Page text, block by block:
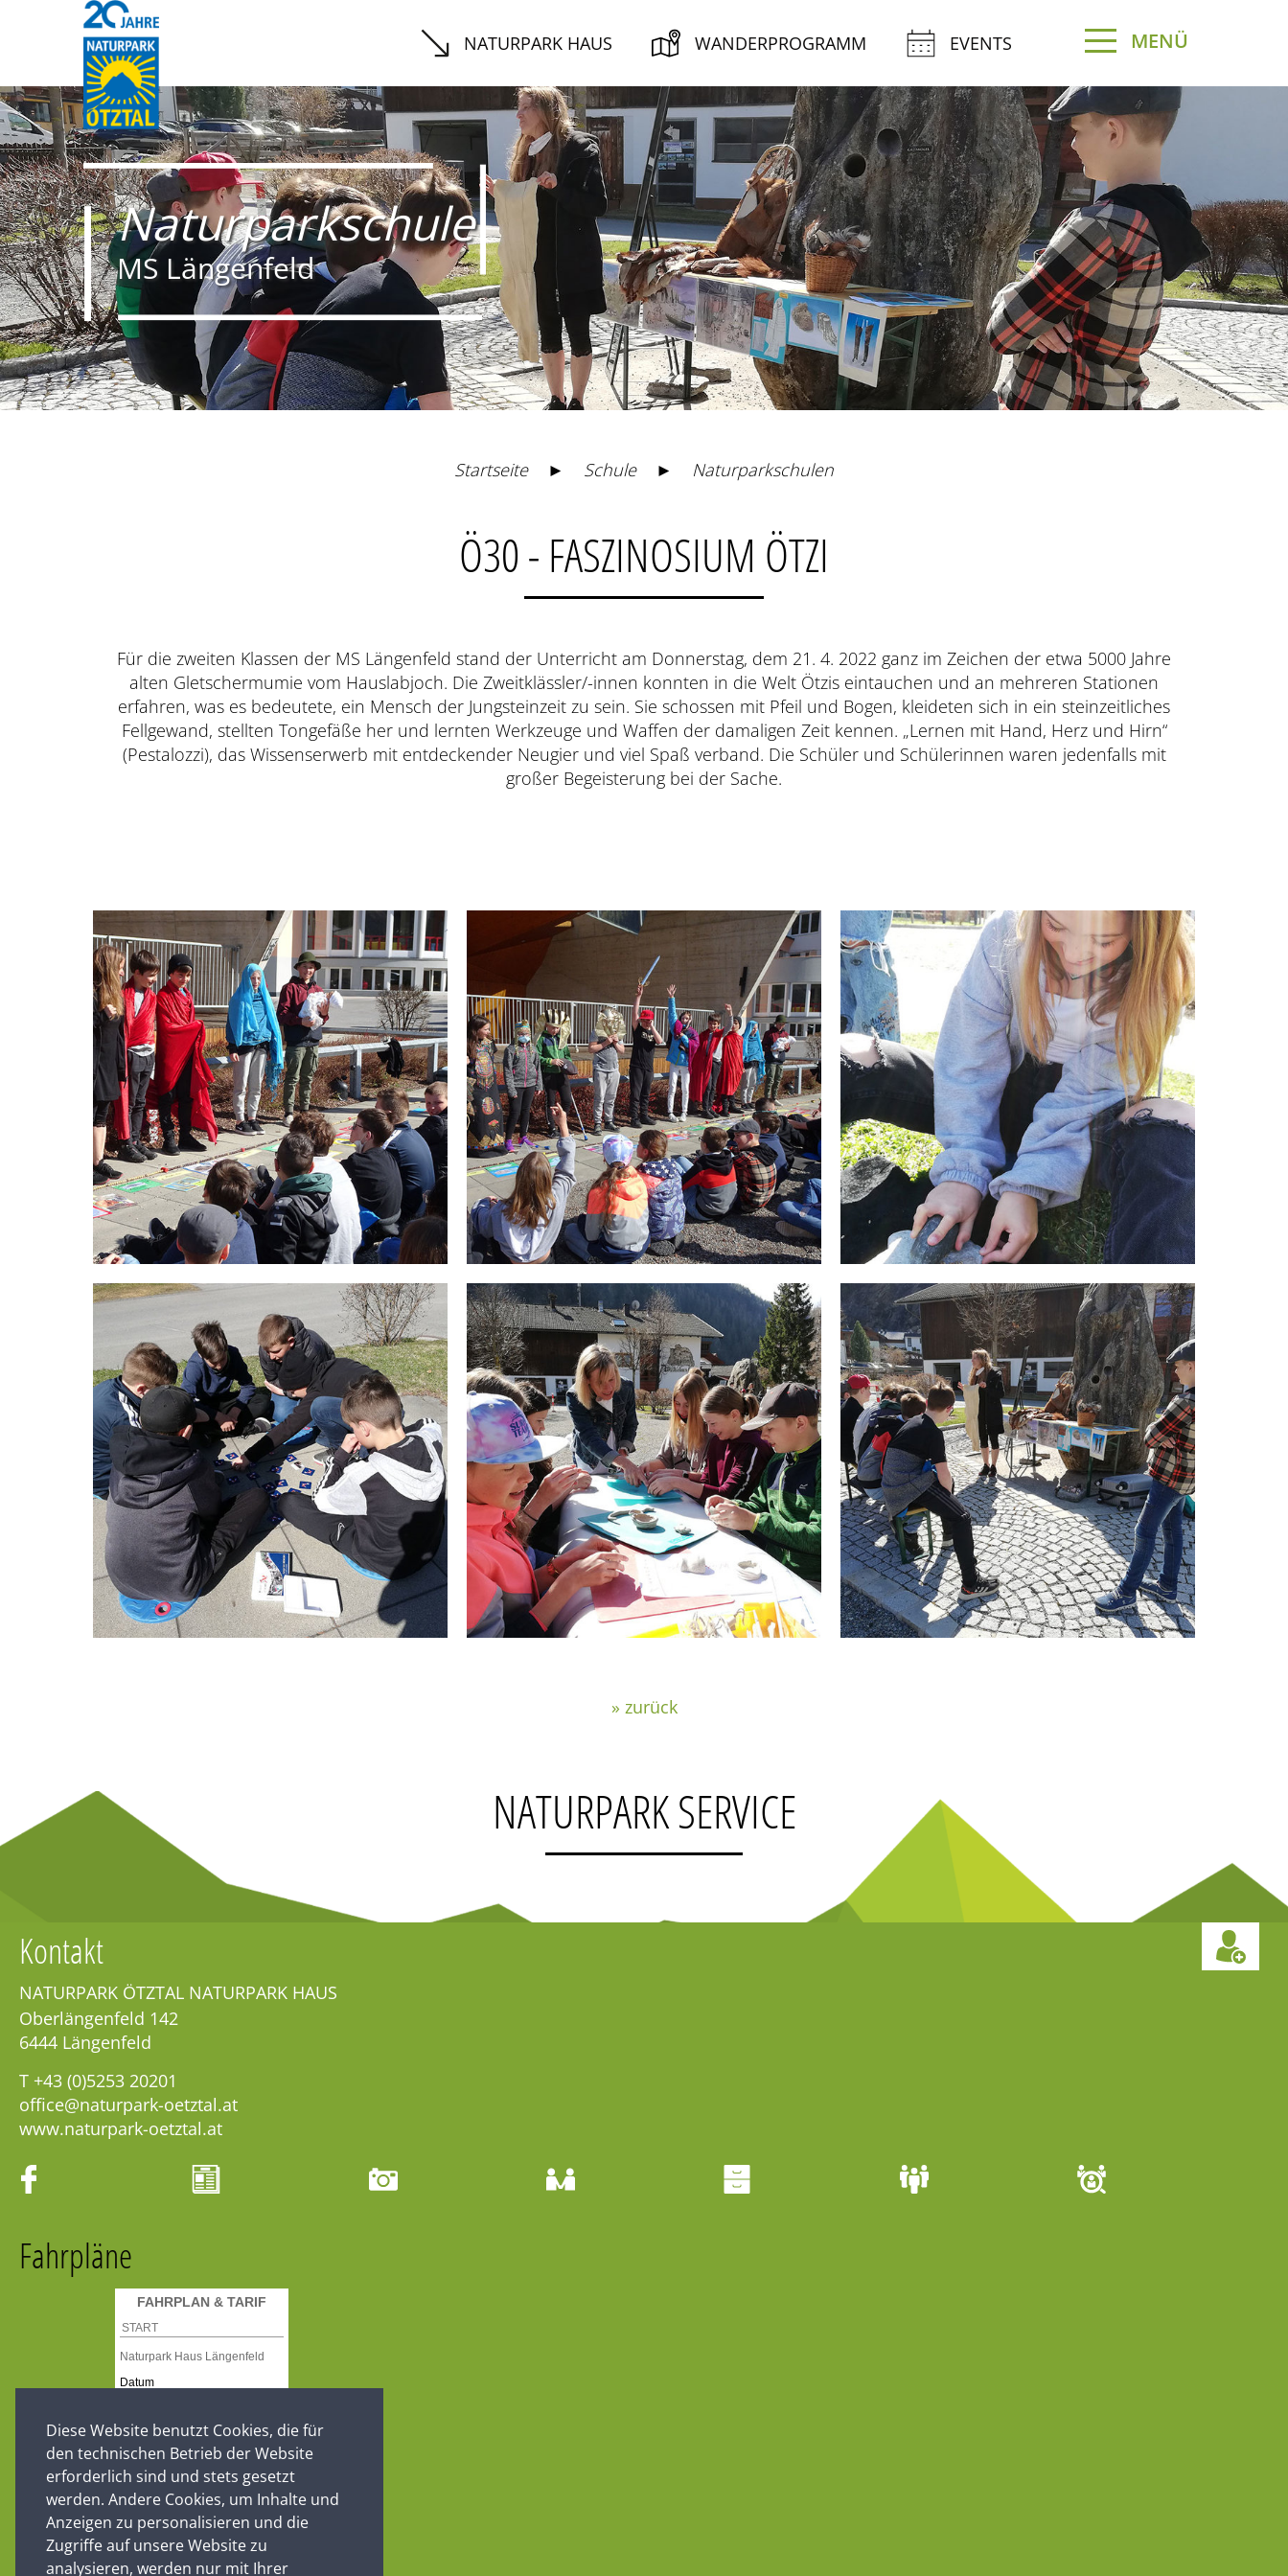
Diese Website benutzt Cookies, die für
den technischen Betrieb der Website
erforderlich sind und stets gesetzt
werden. Andere Cookies, um Inhalte und
Anzeigen zu personalisieren und die
Zugriffe auf unsere Website zu
analysieren, werden nur mit Ihrer
NATURPARK HAUS WANDERPROGRAMM EVENTS MENÜ
Naturparkschule
MS Längenfeld
Startseite ► Schule ► Naturparkschulen
Ö30 - FASZINOSIUM ÖTZI
Für die zweiten Klassen der MS Längenfeld stand der Unterricht am Donnerstag, dem 21. 4. 2022 ganz im Zeichen der etwa 5000 Jahre
alten Gletschermumie vom Hauslabjoch. Die Zweitklässler/-innen konnten in die Welt Ötzis eintauchen und an mehreren Stationen
erfahren, was es bedeutete, ein Mensch der Jungsteinzeit zu sein. Sie schossen mit Pfeil und Bogen, kleideten sich in ein steinzeitliches
Fellgewand, stellten Tongefäße her und lernten Werkzeuge und Waffen der damaligen Zeit kennen. „Lernen mit Hand, Herz und Hirn“
(Pestalozzi), das Wissenserwerb mit entdeckender Neugier und viel Spaß verband. Die Schüler und Schülerinnen waren jedenfalls mit
großer Begeisterung bei der Sache.
» zurück
NATURPARK SERVICE
Kontakt
NATURPARK ÖTZTAL NATURPARK HAUS
Oberlängenfeld 142
6444 Längenfeld
T +43 (0)5253 20201
office@naturpark-oetztal.at
www.naturpark-oetztal.at
Fahrpläne